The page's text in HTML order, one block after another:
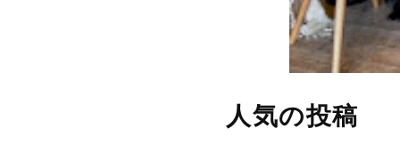
人気の投稿